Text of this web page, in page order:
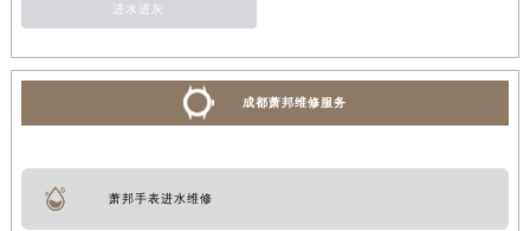
进水进灰
成都萧邦维修服务
萧邦手表进水维修